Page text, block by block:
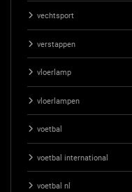
vechtsport
verstappen
vloerlamp
vloerlampen
voetbal
voetbal international
voetbal nl